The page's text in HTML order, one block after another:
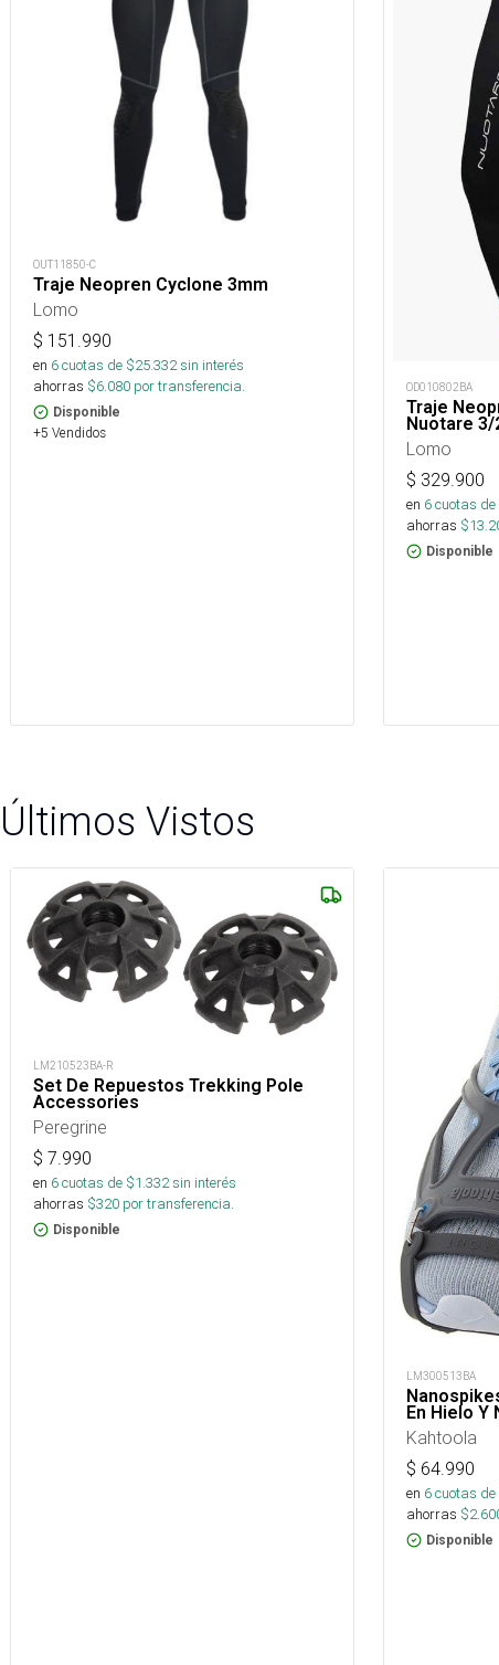
OUT11850-C
Traje Neopren Cyclone 3mm
Lomo
$ 151.990
en 6cuotas de $25.332sin interés
ahorras $6.080 por transferencia.
Disponible
+5 Vendidos
OD010802BA
Traje
Nuotare 3/
Lomo
$ 329.900
en 6cuotas de
ahorras $
Disponible
Últimos Vistos
LM210523BA-R
Set De Repuestos Trekking Pole
Accessories
Peregrine
$ 7.990
en 6cuotas de $1.332sin interés
ahorras $320 por transferencia.
Disponible
LM300513BA
En Hielo Y
Kahtoola
$ 64.990
en 6cuotas de
ahorras $
Disponible